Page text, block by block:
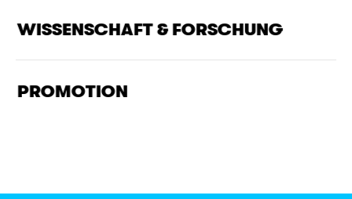
WISSENSCHAFT & FORSCHUNG
PROMOTION